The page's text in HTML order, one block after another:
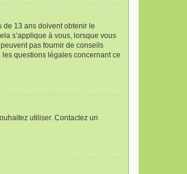
13 ans doivent obtenir le
s’applique à vous, lorsque vous
pas fournir de conseils
questions légales concernant ce
utiliser. Contactez un